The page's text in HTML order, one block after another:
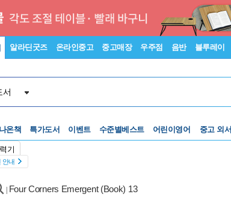
알라딘굿즈 온라인중고 중고매장 우주점 음반 블루레이
서
기
온책 특가도서 이벤트 수준별베스트 어린이영어 중고 외서
안내
Four Corners Emergent (Book) 13